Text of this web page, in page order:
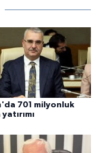
701 milyonluk